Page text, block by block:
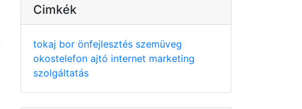
Cimkék
tokaj bor önfejlesztés szemüveg
okostelefon ajtó internet marketing
szolgáltatás